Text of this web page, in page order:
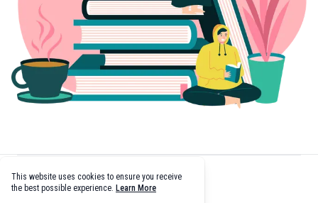
facebook
twittergithubtiktok
This website uses cookies to ensure you receive
the best possible experience. Learn More